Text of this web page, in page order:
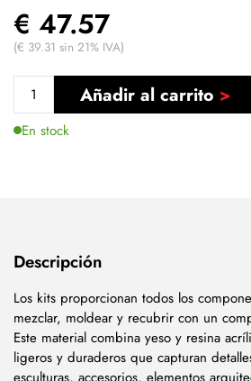
€ 47.57
(€ 39.31 sin 21% IVA)
Añadir al carrito
En stock
Descripción
Los kits proporcionan todos los
mezclar, moldear y recubrir con un
Este material combina yeso y resina
ligeros y duraderos que capturan
esculturas, accesorios, elementos